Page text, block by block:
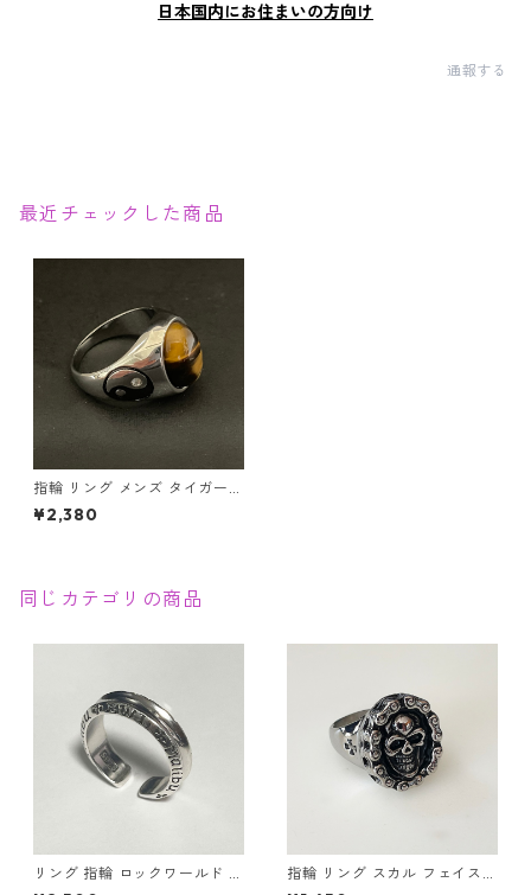
日本国内にお住まいの方向け
通報する
最近チェックした商品
指輪 リング メンズ タイガーア
イ 陰陽 勾玉 厄除け 金運 パワ
ーストーン アクセサリー
¥2,380
同じカテゴリの商品
リング 指輪 ロックワールド パ
ンク ロック レタリング 鏡面
指輪 リング スカル フェイスチ
ェーン ドクロ 髑髏 パンク ロ